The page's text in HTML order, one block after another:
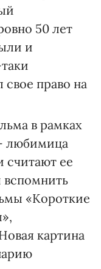
50 лет
и
право на
в рамках
любимица
ее
«Короткие
картина